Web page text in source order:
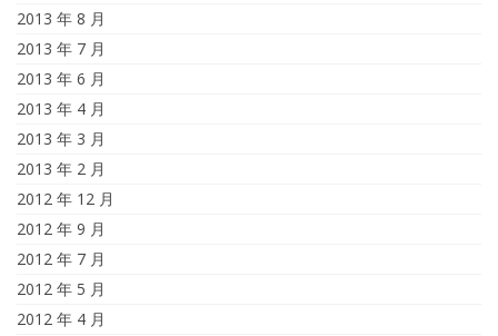
2013 年 8 月
2013 年 7 月
2013 年 6 月
2013 年 4 月
2013 年 3 月
2013 年 2 月
2012 年 12 月
2012 年 9 月
2012 年 7 月
2012 年 5 月
2012 年 4 月